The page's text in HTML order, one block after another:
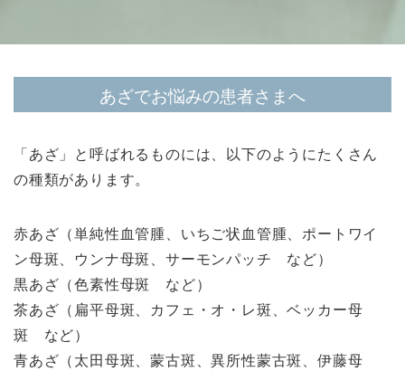
あざでお悩みの患者さまへ
「あざ」と呼ばれるものには、以下のようにたくさん
の種類があります。
赤あざ（単純性血管腫、いちご状血管腫、ポートワイ
ン母斑、ウンナ母斑、サーモンパッチ など）
黒あざ（色素性母斑 など）
茶あざ（扁平母斑、カフェ・オ・レ斑、ベッカー母
斑 など）
青あざ（太田母斑、蒙古斑、異所性蒙古斑、伊藤母